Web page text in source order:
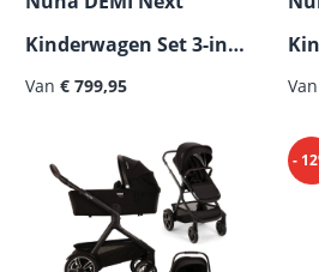
Kinderwagen Set 3-in-1
incl. Cybex Cloud T i-
Van € 799,95 Van
-